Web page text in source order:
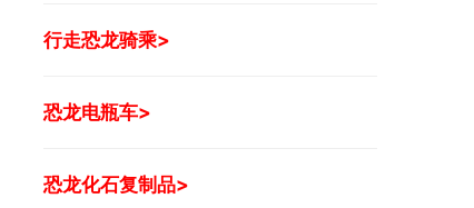
行走恐龙骑乘>
恐龙电瓶车>
恐龙化石复制品>